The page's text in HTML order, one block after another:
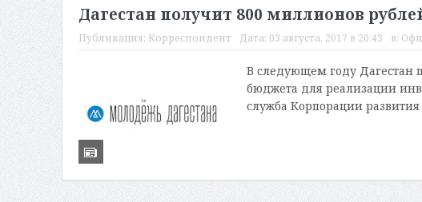
Дагестан получит 800 миллионов
Публикация: Корреспондент Дата: 03 августа, 2017 в 20:43 в:
В следующем году Дагестан
бюджета для реализации
служба Корпорации развития